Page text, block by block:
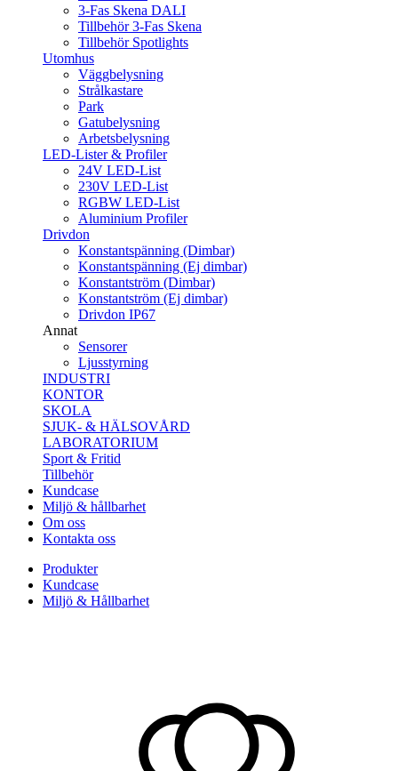
3-Fas Skena DALI
Tillbehör 3-Fas Skena
Tillbehör Spotlights
Utomhus
Väggbelysning
Strålkastare
Park
Gatubelysning
Arbetsbelysning
LED-Lister & Profiler
24V LED-List
230V LED-List
RGBW LED-List
Aluminium Profiler
Drivdon
Konstantspänning (Dimbar)
Konstantspänning (Ej dimbar)
Konstantström (Dimbar)
Konstantström (Ej dimbar)
Drivdon IP67
Annat
Sensorer
Ljusstyrning
INDUSTRI
KONTOR
SKOLA
SJUK- & HÄLSOVÅRD
LABORATORIUM
Sport & Fritid
Tillbehör
Kundcase
Miljö & hållbarhet
Om oss
Kontakta oss
Produkter
Kundcase
Miljö & Hållbarhet